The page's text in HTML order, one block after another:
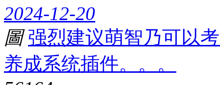
2024-12-20
圖 强烈建议萌智乃可以
养成系统插件。。。